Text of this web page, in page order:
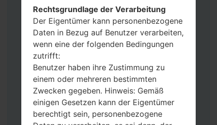
Dateien hinzu.
Wenn Sie das Telefon flashen und auf die
Werkseinstellungen zurücksetzen
möchten, wählen Sie CSC_***, in einem
anderen Fall wählen Sie HOME_CSC_***
um Ihre Daten zu speichern.
Jetzt schalten Sie das Gerät aus und
aktivieren Sie Download-Modus. Alle
Methoden, wie es geht:
Halten Sie die Power-, Lautstärke- und
Bixbi- Tasten gedrückt.
Rechtsgrundlage der Verarbeitung
Der Eigentümer kann personenbezogene
Daten in Bezug auf Benutzer verarbeiten,
wenn eine der folgenden Bedingungen
zutrifft:
Benutzer haben ihre Zustimmung zu
einem oder mehreren bestimmten
Zwecken gegeben. Hinweis: Gemäß
einigen Gesetzen kann der Eigentümer
berechtigt sein, personenbezogene